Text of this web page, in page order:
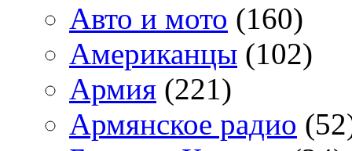
Авто и мото (160)
Американцы (102)
Армия (221)
Армянское радио